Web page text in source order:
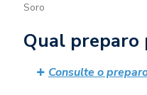
Soro
Qual preparo
Consulte o